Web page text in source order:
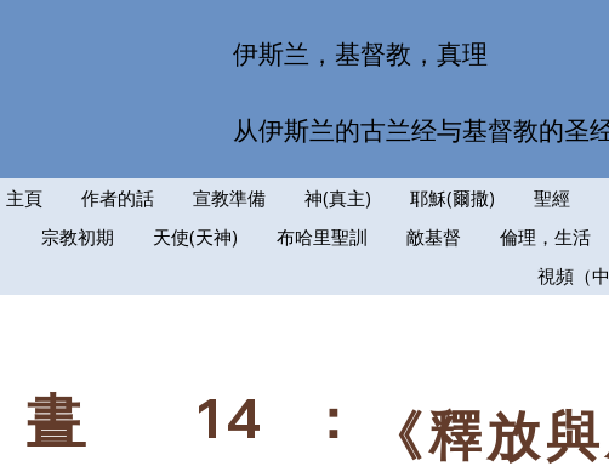
伊斯兰，基督教，真理
从伊斯兰的古兰经与基督教的圣
主頁 作者的話 宣教準備 神(真主) 耶穌(爾撒) 聖經
宗教初期
天使(天神) 布哈里聖訓 敵基督 倫理，生活
視頻（
《釋放
書 14 ：